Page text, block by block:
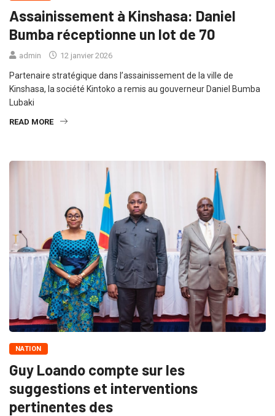
Assainissement à Kinshasa: Daniel
Bumba réceptionne un lot de 70
admin 12 janvier 2026
Partenaire stratégique dans l’assainissement de la ville de
Kinshasa, la société Kintoko a remis au gouverneur Daniel Bumba
Lubaki
READ MORE
NATION
Guy Loando compte sur les
suggestions et interventions
pertinentes des